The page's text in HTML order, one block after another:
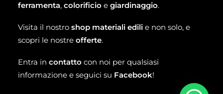
ferramenta, colorificio e giardinaggio.
Visita il nostro shop materiali edili e non solo, e
scopri le nostre offerte.
Entra in contatto con noi per qualsiasi
informazione e seguici su Facebook!